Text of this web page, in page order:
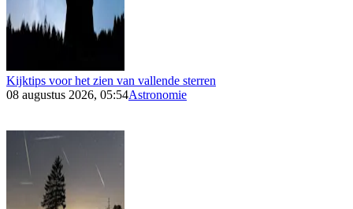
Kijktips voor het zien van vallende sterren
08 augustus 2026, 05:54Astronomie